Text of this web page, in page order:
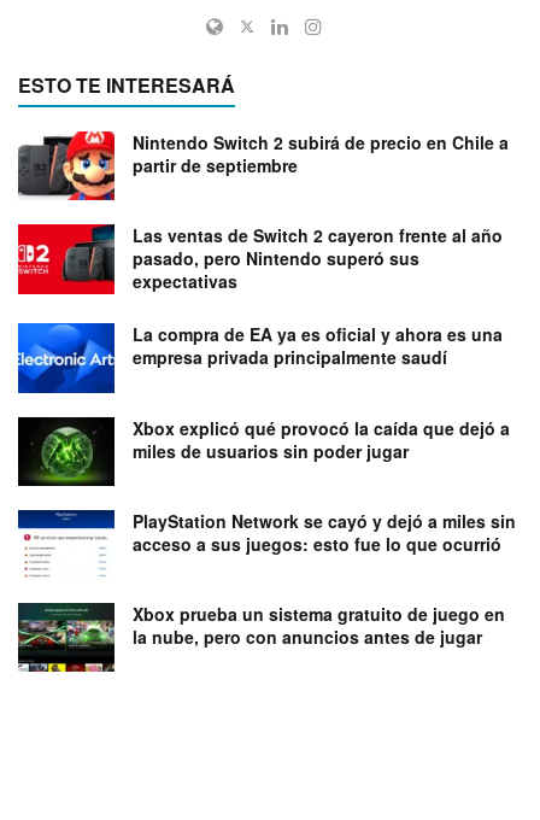
ESTO TE INTERESARÁ
Nintendo Switch 2 subirá de precio en Chile a
partir de septiembre
Las ventas de Switch 2 cayeron frente al año
pasado, pero Nintendo superó sus
expectativas
La compra de EA ya es oficial y ahora es una
empresa privada principalmente saudí
Xbox explicó qué provocó la caída que dejó a
miles de usuarios sin poder jugar
PlayStation Network se cayó y dejó a miles sin
acceso a sus juegos: esto fue lo que ocurrió
Xbox prueba un sistema gratuito de juego en
la nube, pero con anuncios antes de jugar